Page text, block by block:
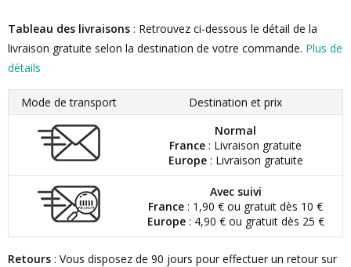
Tableau des livraisons : Retrouvez ci-dessous le détail de la
livraison gratuite selon la destination de votre commande. Plus de
détails
Mode de transport
Destination et prix
Normal
France : Livraison gratuite
Europe: Livraison gratuite
Avec suivi
France : 1,90 € ou gratuit dès 10 €
Europe: 4,90 € ou gratuit dès 25 €
Retours : Vous disposez de 90 jours pour effectuer un retour sur